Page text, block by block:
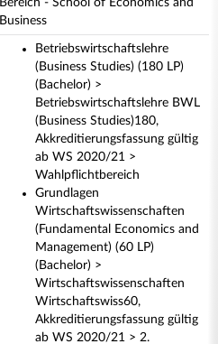
Bereich - School of Economics and
Business
Betriebswirtschaftslehre
(Business Studies) (180 LP)
(Bachelor) >
Betriebswirtschaftslehre BWL
(Business Studies)180,
Akkreditierungsfassung gültig
ab WS 2020/21 >
Wahlpflichtbereich
Grundlagen
Wirtschaftswissenschaften
(Fundamental Economics and
Management) (60 LP)
(Bachelor) >
Wirtschaftswissenschaften
Wirtschaftswiss60,
Akkreditierungsfassung gültig
ab WS 2020/21 > 2.